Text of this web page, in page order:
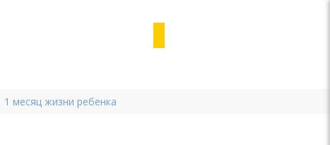
1 месяц жизни ребенка